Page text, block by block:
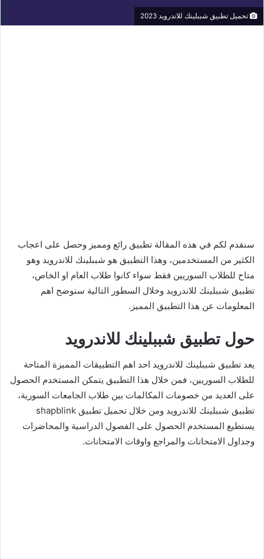
تحميل تطبيق شببلينك للاندرويد 2023
سنقدم لكم في هذه المقالة تطبيق رائع ومميز وحصل على اعجاب
الكثير من المستخدمين، وهذا التطبيق هو شببلينك للاندرويد وهو
متاح للطلاب السوريين فقط سواء كانوا طلاب العام او الخاص،
تطبيق شببلينك للاندرويد وخلال السطور التالية سنوضح اهم
المعلومات عن هذا التطبيق المميز.
حول تطبيق شببلينك للاندرويد
يعد تطبيق شببلينك للاندرويد احد اهم التطبيقات المميزة المتاحة
للطلاب السوريين، فمن خلال هذا التطبيق يتمكن المستخدم الحصول
على العديد من خصومات المكالمات بين طلاب الجامعات السورية،
تطبيق شببلينك للاندرويد ومن خلال تحميل تطبيق shapblink
يستطيع المستخدم الحصول على الفصول الدراسية والمحاضرات
وجداول الامتحانات والمراجع واوقات الامتحانات.